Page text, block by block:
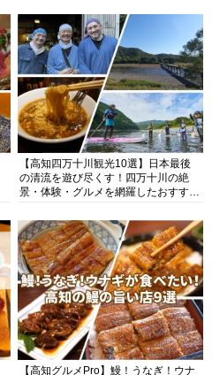
【高知四万十川観光10選】日本最後
の清流を遊び尽くす！四万十川の絶
景・体験・グルメを網羅したおすすめ
【高知グルメPro】鰻！うなぎ！ウナ